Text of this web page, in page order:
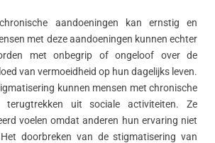
aandoeningen kan ernstig en
met deze aandoeningen kunnen echter
met onbegrip of ongeloof over de
van vermoeidheid op hun dagelijks leven.
kunnen mensen met chronische
terugtrekken uit sociale activiteiten. Ze
voelen omdat anderen hun ervaring niet
doorbreken van de stigmatisering van